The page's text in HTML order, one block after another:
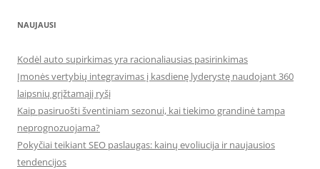
NAUJAUSI
Kodėl auto supirkimas yra racionaliausias pasirinkimas
Įmonės vertybių integravimas į kasdienę lyderystę naudojant 360
laipsnių grįžtamąjį ryšį
Kaip pasiruošti šventiniam sezonui, kai tiekimo grandinė tampa
neprognozuojama?
Pokyčiai teikiant SEO paslaugas: kainų evoliucija ir naujausios
tendencijos